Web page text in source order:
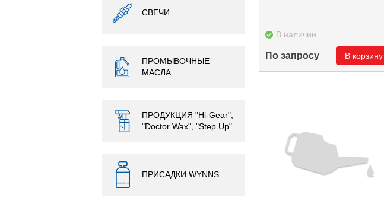
СВЕЧИ
ПРОМЫВОЧНЫЕ
МАСЛА
ПРОДУКЦИЯ "Hi-Gear",
"Doctor Wax", "Step Up"
ПРИСАДКИ WYNNS
В наличии
По запросу В корзину